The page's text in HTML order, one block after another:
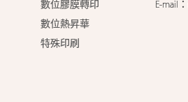
數位膠膜轉印
數位熱昇華
特殊印刷
E-mail：